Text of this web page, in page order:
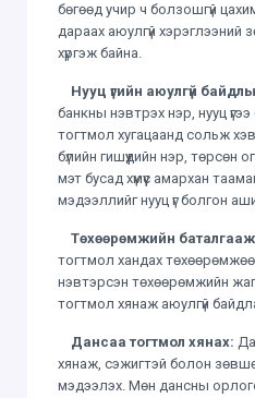
бөгөөд учир ч болзошгүй
дараах аюулгүй хэрэглээний
хүргэж байна.
Нууц үгийн аюулгүй
банкны нэвтрэх нэр, нууц үгээ
тогтмол хугацаанд сольж
бүлийн гишүүдийн нэр, төрсөн
мэт бусад хүмүүс амархан
мэдээллийг нууц үг болгон
Төхөөрөмжийн
тогтмол хандах
нэвтэрсэн төхөөрөмжийн
тогтмол хянаж аюулгүй
Дансаа тогтмол хянах:
хянаж, сэжигтэй болон
мэдээлэх. Мөн дансны